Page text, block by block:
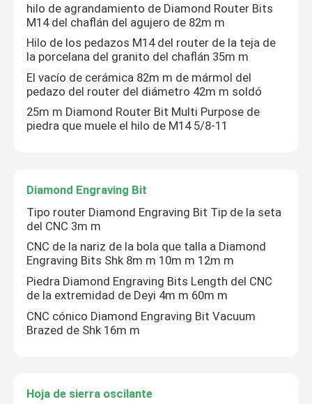
Hogar
Productos
Sobre nosotros
Éntrenos en contacto con
Noticias
Casos
hilo de agrandamiento de Diamond Router Bits
M14 del chaflán del agujero de 82m m
Hilo de los pedazos M14 del router de la teja de
la porcelana del granito del chaflán 35m m
El vacío de cerámica 82m m de mármol del
pedazo del router del diámetro 42m m soldó
25m m Diamond Router Bit Multi Purpose de
piedra que muele el hilo de M14 5/8-11
Diamond Engraving Bit
Tipo router Diamond Engraving Bit Tip de la seta
del CNC 3m m
CNC de la nariz de la bola que talla a Diamond
Engraving Bits Shk 8m m 10m m 12m m
Piedra Diamond Engraving Bits Length del CNC
de la extremidad de Deyi 4m m 60m m
CNC cónico Diamond Engraving Bit Vacuum
Brazed de Shk 16m m
Hoja de sierra oscilante